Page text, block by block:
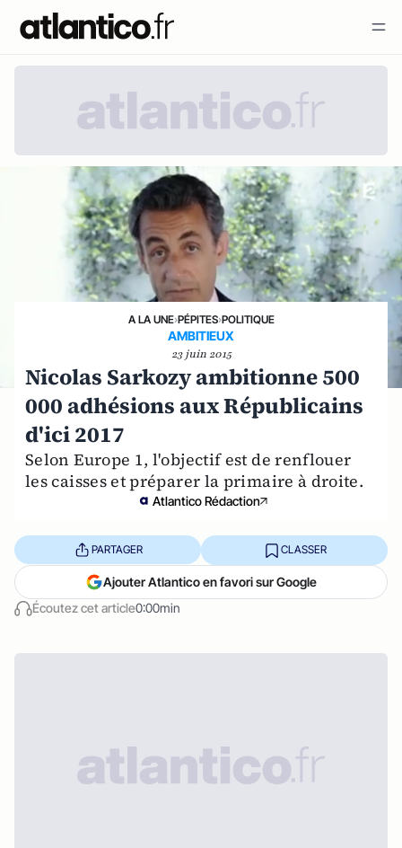
A LA UNE›PÉPITES›POLITIQUE
AMBITIEUX
23 juin 2015
Nicolas Sarkozy ambitionne 500
000 adhésions aux Républicains
d'ici 2017
Selon Europe 1, l'objectif est de renflouer
les caisses et préparer la primaire à droite.
Atlantico Rédaction
Écoutez cet article0:00min
PARTAGER CLASSER
Ajouter Atlantico en favori sur Google